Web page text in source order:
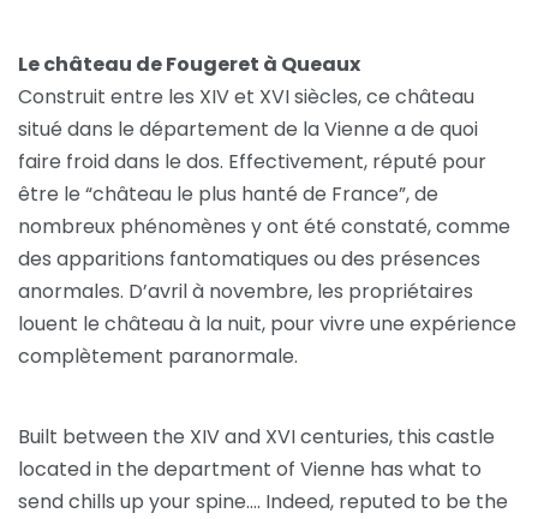
Le château de Fougeret à Queaux
Construit entre les XIV et XVI siècles, ce château
situé dans le département de la Vienne a de quoi
faire froid dans le dos. Effectivement, réputé pour
être le “château le plus hanté de France”, de
nombreux phénomènes y ont été constaté, comme
des apparitions fantomatiques ou des présences
anormales. D’avril à novembre, les propriétaires
louent le château à la nuit, pour vivre une expérience
complètement paranormale.
Built between the XIV and XVI centuries, this castle
located in the department of Vienne has what to
send chills up your spine…. Indeed, reputed to be the